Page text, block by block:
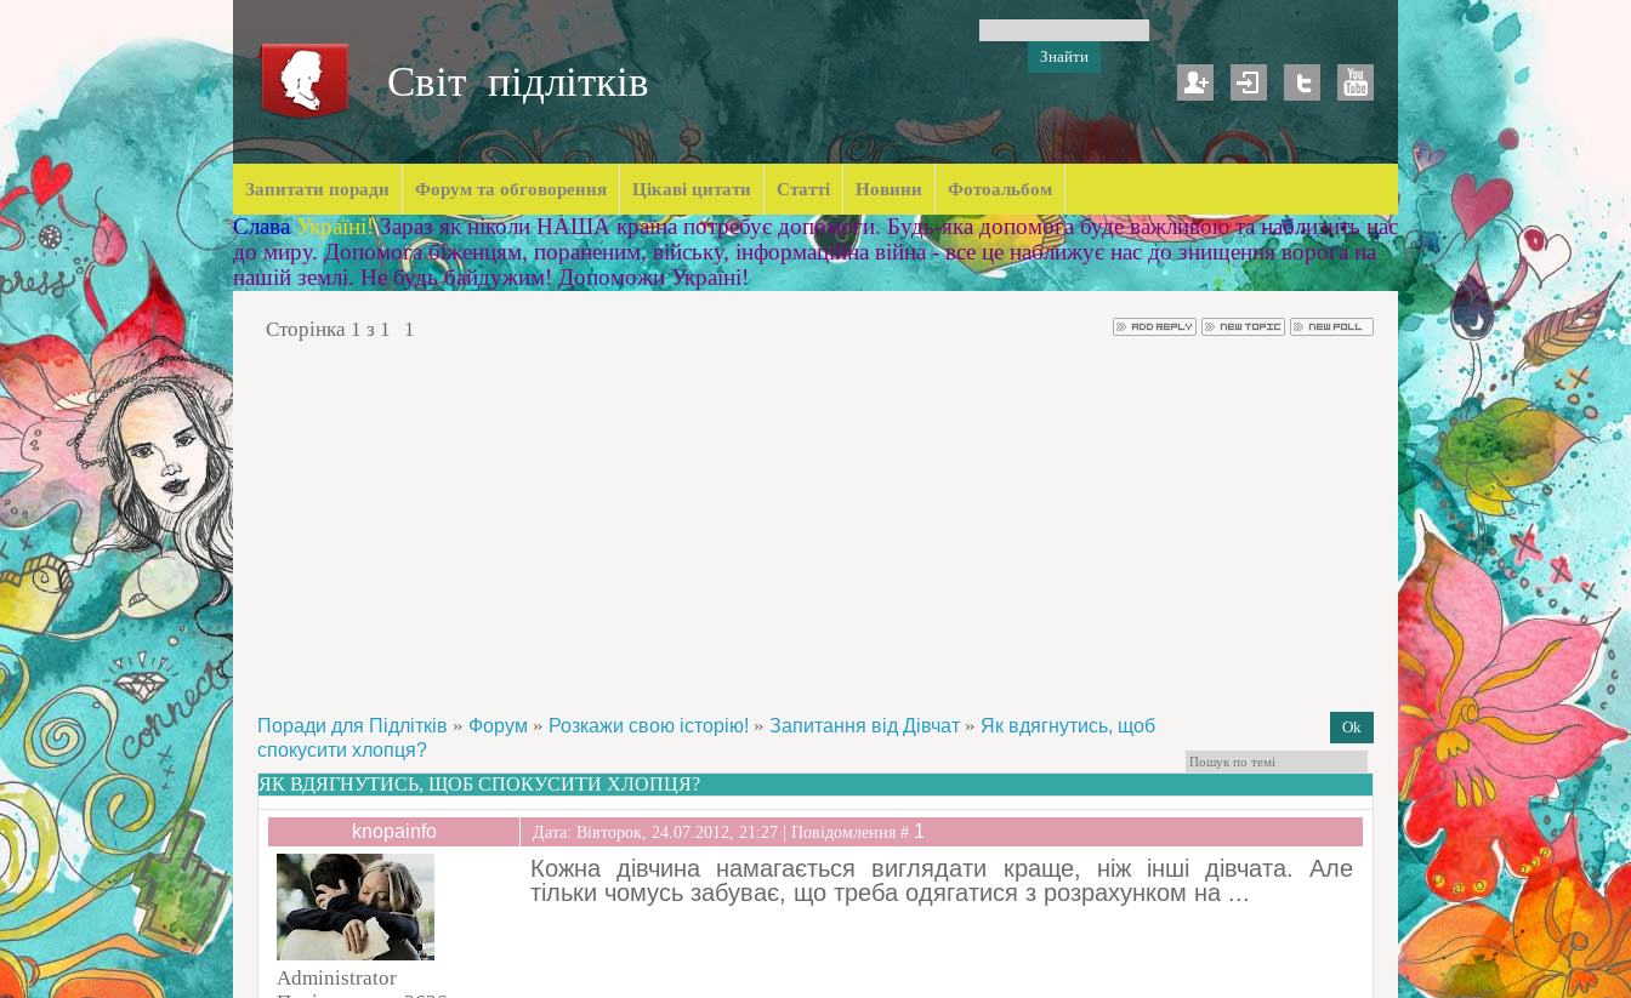
Світ підлітків
Запитати поради Форум та обговорення Цікаві цитати Статті Новини Фотоальбом
Слава Україні! Зараз як ніколи НАША країна потребує допомоги. Будь-яка допомога буде важливою та наблизить нас
до миру. Допомога біженцям, пораненим, війську, інформаційна війна - все це наближує нас до знищення ворога на
нашій землі. Не будь байдужим! Допоможи Україні!
Сторінка 1 з 1 1
Поради для Підлітків » Форум » Розкажи свою історію! » Запитання від Дівчат » Як вдягнутись, щоб
спокусити хлопця?
ЯК ВДЯГНУТИСЬ, ЩОБ СПОКУСИТИ ХЛОПЦЯ?
knopainfo Дата: Вівторок, 24.07.2012, 21:27 | Повідомлення # 1
Administrator
Кожна дівчина намагається виглядати краще, ніж інші дівчата. Але
тільки чомусь забуває, що треба одягатися з розрахунком на ...